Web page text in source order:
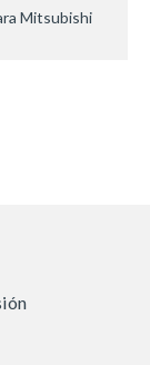
Mitsubishi